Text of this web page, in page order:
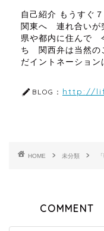
自己紹介 もうすぐ
関東へ 連れ合いが
県や都内に住んで
ち 関西弁は当然の
だイントネーション
BLOG： http://
HOME 未分類
COMMENT